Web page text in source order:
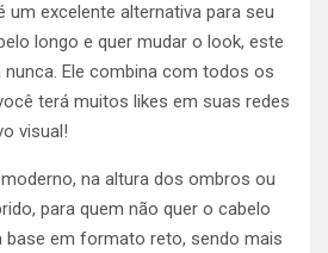
um excelente alternativa para seu
longo e quer mudar o look, este
Ele combina com todos os
terá muitos likes em suas redes
visual!
na altura dos ombros ou
para quem não quer o cabelo
base em formato reto, sendo mais